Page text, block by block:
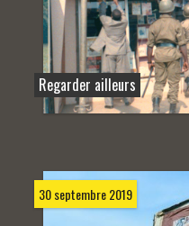
Regarder ailleurs
30 septembre 2019